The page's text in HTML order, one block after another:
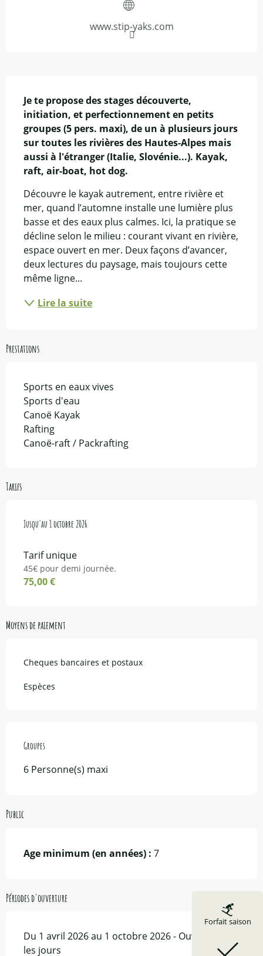
Forfait saison
www.stip-yaks.com
Je te propose des stages découverte,
initiation, et perfectionnement en petits
groupes (5 pers. maxi), de un à plusieurs jours
sur toutes les rivières des Hautes-Alpes mais
aussi à l'étranger (Italie, Slovénie...). Kayak,
raft, air-boat, hot dog.
Découvre le kayak autrement, entre rivière et
mer, quand l’automne installe une lumière plus
basse et des eaux plus calmes. Ici, la pratique se
décline selon le milieu : courant vivant en rivière,
espace ouvert en mer. Deux façons d’avancer,
deux lectures du paysage, mais toujours cette
même ligne...
Lire la suite
Prestations
Sports en eaux vives
Sports d'eau
Canoë Kayak
Rafting
Canoë-raft / Packrafting
Tarifs
Du1 avril 2026au1 octobre 2026
Jusqu'au 1 octobre 2026
Tarif unique
45€ pour demi journée.
75,00 €
Moyens de paiement
Cheques bancaires et postaux
Espèces
Groupes
Groupes
6 Personne(s) maxi
Public
Age minimum (en années) : 7
Périodes d'ouverture
Du 1 avril 2026 au 1 octobre 2026 - Ouvert tous
les jours